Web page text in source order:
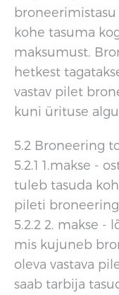
kohe tasuma
maksumust.
hetkest
vastav pilet
kuni ürituse
5.2 Broneering
5.2.1 1.makse -
tuleb tasuda
pileti
5.2.2 2. makse -
mis kujuneb
oleva vastava
saab tarbija